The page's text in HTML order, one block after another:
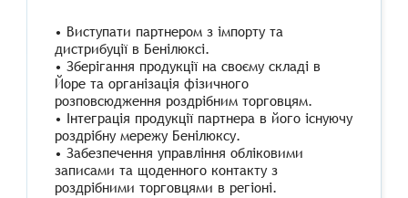
• Виступати партнером з імпорту та
дистрибуції в Бенілюксі.
• Зберігання продукції на своєму складі в
Йоре та організація фізичного
розповсюдження роздрібним торговцям.
• Інтеграція продукції партнера в його існуючу
роздрібну мережу Бенілюксу.
• Забезпечення управління обліковими
записами та щоденного контакту з
роздрібними торговцями в регіоні.